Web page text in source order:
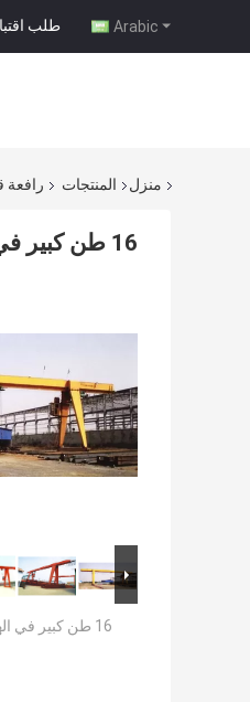
Arabic طلب
منزل المنتجات رافعة
16 طن كبير في الهواء الطلق رافعة جسرية
16 طن كبير في